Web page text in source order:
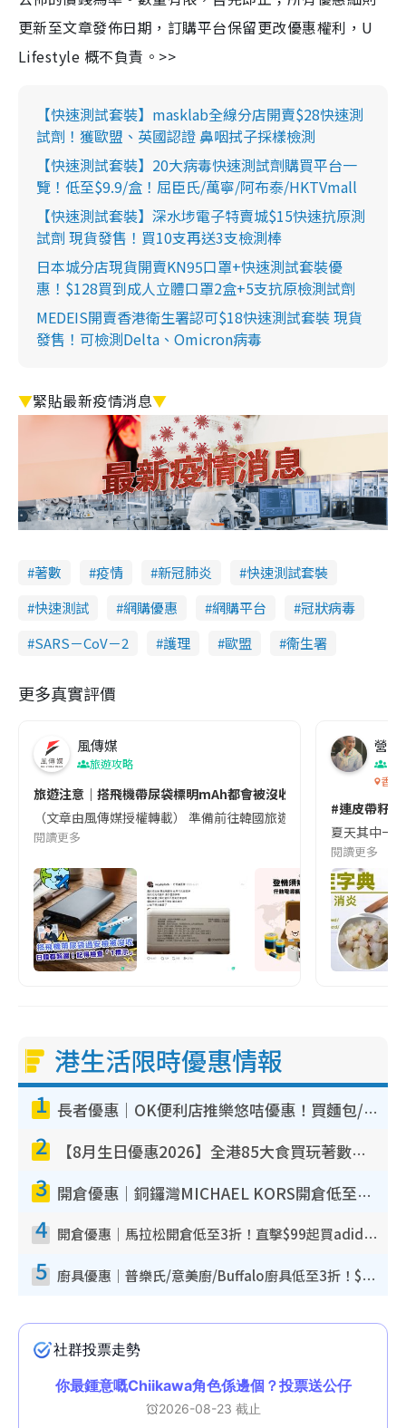
更新至文章發佈日期，訂購平台保留更改優惠權利，U
Lifestyle 概不負責。>>
【快速測試套裝】masklab全線分店開賣$28快速測
試劑！獲歐盟、英國認證 鼻咽拭子採樣檢測
【快速測試套裝】20大病毒快速測試劑購買平台一
覽！低至$9.9/盒！屈臣氏/萬寧/阿布泰/HKTVmall
【快速測試套裝】深水埗電子特賣城$15快速抗原測
試劑 現貨發售！買10支再送3支檢測棒
日本城分店現貨開賣KN95口罩+快速測試套裝優
惠！$128買到成人立體口罩2盒+5支抗原檢測試劑
MEDEIS開賣香港衛生署認可$18快速測試套裝 現貨
發售！可檢測Delta、Omicron病毒
▼緊貼最新疫情消息▼
著數 疫情 新冠肺炎
快速測試套裝
快速測試
網購優惠 網購平台
冠狀病毒
SARS－CoV－2
護理 歐盟 衞生署
更多真實評價
風傳媒
旅遊攻略
旅遊注意｜搭飛機帶尿袋標明mAh都會被沒收😱出發前切記檢查
（文章由風傳媒授權轉載） 準備前往韓國旅遊的民眾，近期要
閱讀更多
營養
香港
#連皮帶籽
夏天其中一
閱讀更多
港生活限時優惠情報
1 長者優惠｜OK便利店推樂悠咭優惠！買麵包/牛奶/保健品拍卡即減
2 【8月生日優惠2026】全港85大食買玩著數攻略 自助餐/火鍋放題同行免費＋誠品/DONKI送現金券
3 開倉優惠｜銅鑼灣MICHAEL KORS開倉低至17折！直擊$500起買手袋/銀包/鞋款 必買經典Jet Set系列
4 開倉優惠｜馬拉松開倉低至3折！直擊$99起買adidas／New Balance／Puma鞋款 STANLEY保溫杯劈價至$119起
5 廚具優惠｜普樂氏/意美廚/Buffalo廚具低至3折！$89起買煎鍋／炒鑊／個人鍋 同場小家電激減至$99起